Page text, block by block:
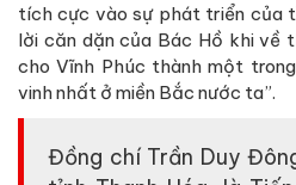
tích cực vào sự phát triển của
lời căn dặn của Bác Hồ khi về
cho Vĩnh Phúc thành một
vinh nhất ở miền Bắc nước ta”.
Đồng chí Trần Duy